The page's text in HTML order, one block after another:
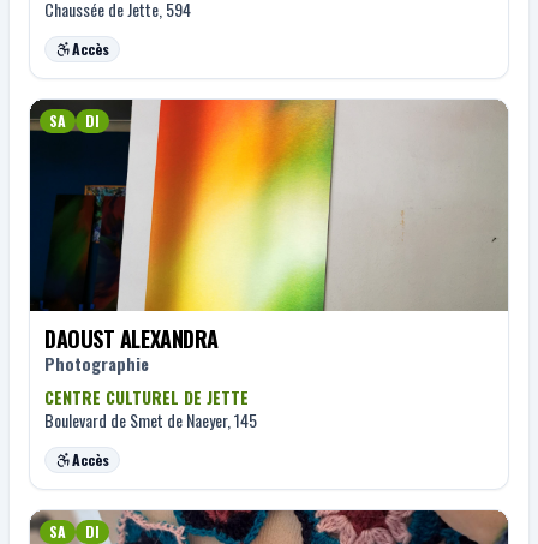
Chaussée de Jette, 594
Accès
SA DI
DAOUST ALEXANDRA
Photographie
CENTRE CULTUREL DE JETTE
Boulevard de Smet de Naeyer, 145
Accès
SA DI